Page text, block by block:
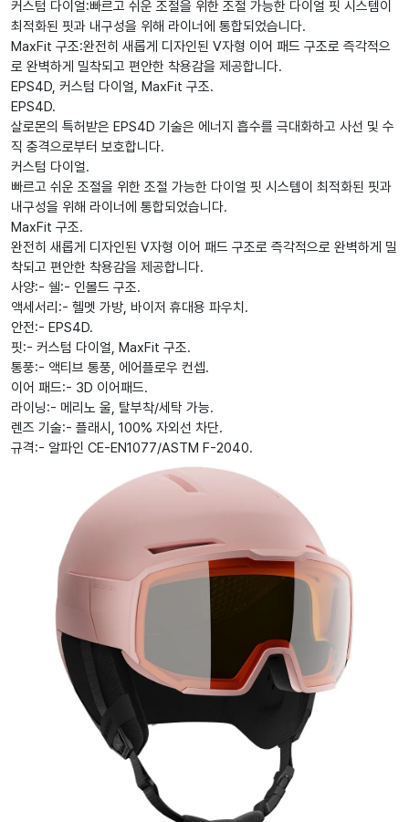
커스텀 다이얼:빠르고 쉬운 조절을 위한 조절 가능한 다이얼 핏 시스템이
최적화된 핏과 내구성을 위해 라이너에 통합되었습니다.
MaxFit 구조:완전히 새롭게 디자인된 V자형 이어 패드 구조로 즉각적으
로 완벽하게 밀착되고 편안한 착용감을 제공합니다.
EPS4D, 커스텀 다이얼, MaxFit 구조.
EPS4D.
살로몬의 특허받은 EPS4D 기술은 에너지 흡수를 극대화하고 사선 및 수
직 충격으로부터 보호합니다.
커스텀 다이얼.
빠르고 쉬운 조절을 위한 조절 가능한 다이얼 핏 시스템이 최적화된 핏과
내구성을 위해 라이너에 통합되었습니다.
MaxFit 구조.
완전히 새롭게 디자인된 V자형 이어 패드 구조로 즉각적으로 완벽하게 밀
착되고 편안한 착용감을 제공합니다.
사양:- 쉘:- 인몰드 구조.
액세서리:- 헬멧 가방, 바이저 휴대용 파우치.
안전:- EPS4D.
핏:- 커스텀 다이얼, MaxFit 구조.
통풍:- 액티브 통풍, 에어플로우 컨셉.
이어 패드:- 3D 이어패드.
라이닝:- 메리노 울, 탈부착/세탁 가능.
렌즈 기술:- 플래시, 100% 자외선 차단.
규격:- 알파인 CE-EN1077/ASTM F-2040.